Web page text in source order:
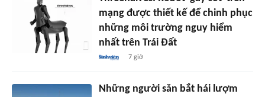
mạng được thiết kế để chinh phục
những môi trường nguy hiểm
nhất trên Trái Đất
7 giờ
Những người săn bắt hái lượm